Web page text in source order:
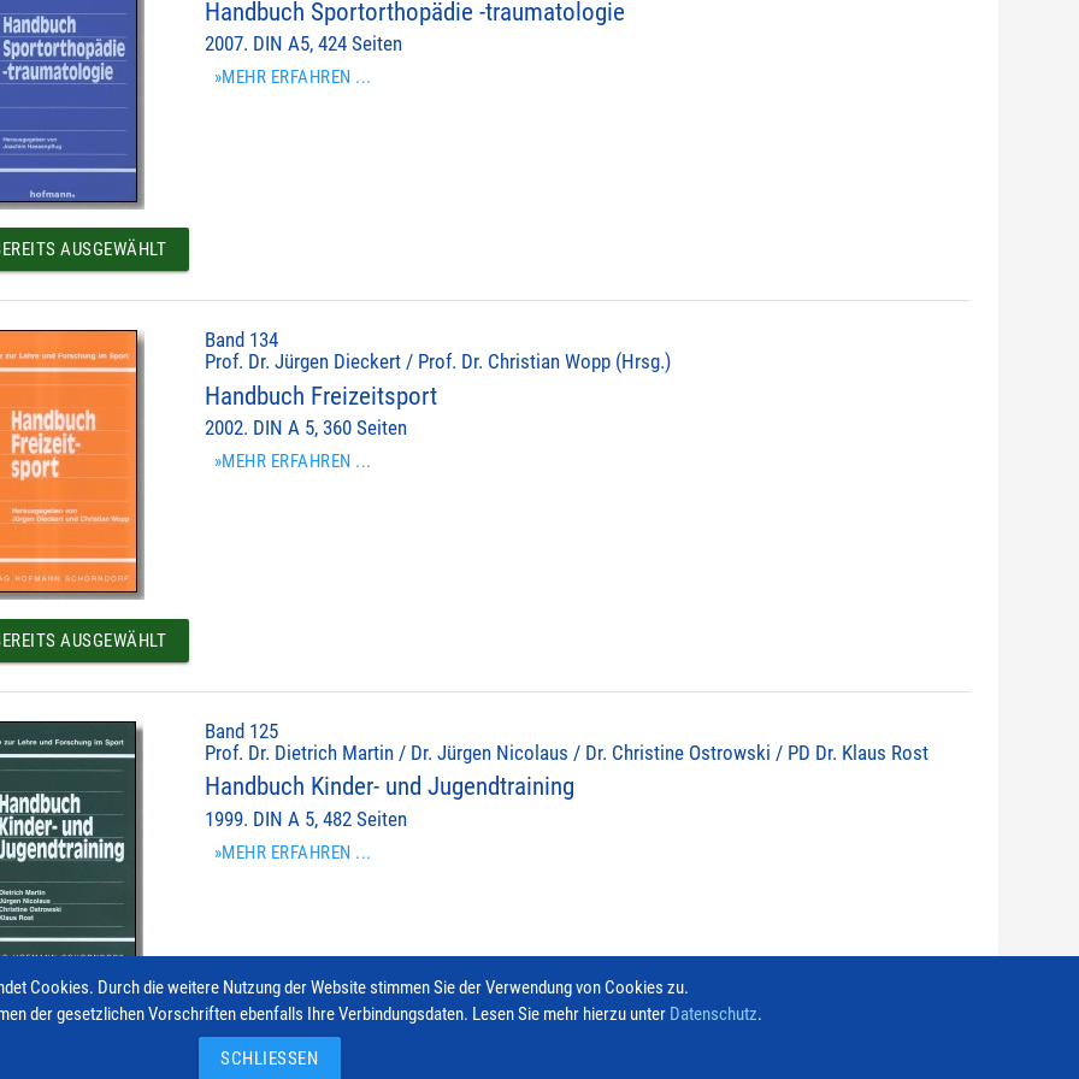
Handbuch Sportorthopädie -traumatologie
2007. DIN A5, 424 Seiten
»MEHR ERFAHREN ...
AUSGEWÄHLT
Band 134
Prof. Dr. Jürgen Dieckert / Prof. Dr. Christian Wopp (Hrsg.)
Handbuch Freizeitsport
2002. DIN A 5, 360 Seiten
»MEHR ERFAHREN ...
AUSGEWÄHLT
Band 125
Prof. Dr. Dietrich Martin / Dr. Jürgen Nicolaus / Dr. Christine Ostrowski / PD Dr. Klaus Rost
Handbuch Kinder- und Jugendtraining
1999. DIN A 5, 482 Seiten
»MEHR ERFAHREN ...
AUSGEWÄHLT
Cookies. Durch die weitere Nutzung der Website stimmen Sie der Verwendung von Cookies zu.
der gesetzlichen Vorschriften ebenfalls Ihre Verbindungsdaten. Lesen Sie mehr hierzu unter Datenschutz.
SCHLIESSEN